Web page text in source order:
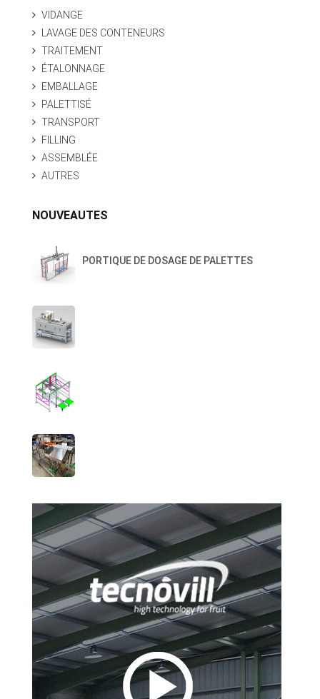
VIDANGE
LAVAGE DES CONTENEURS
TRAITEMENT
ÉTALONNAGE
EMBALLAGE
PALETTISÉ
TRANSPORT
FILLING
ASSEMBLÉE
AUTRES
NOUVEAUTES
PORTIQUE DE DOSAGE DE PALETTES